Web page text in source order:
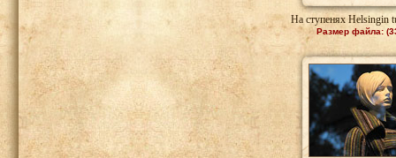
На ступенях Helsingin
Размер файла: